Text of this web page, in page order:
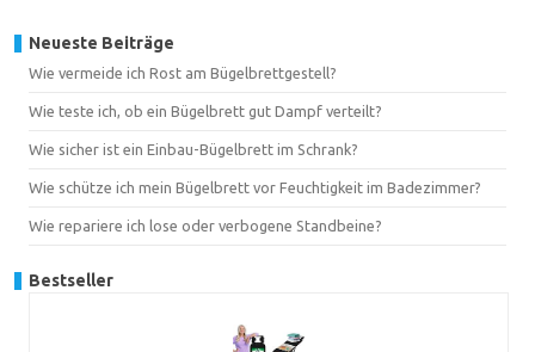
Neueste Beiträge
Wie vermeide ich Rost am Bügelbrettgestell?
Wie teste ich, ob ein Bügelbrett gut Dampf verteilt?
Wie sicher ist ein Einbau-Bügelbrett im Schrank?
Wie schütze ich mein Bügelbrett vor Feuchtigkeit im Badezimmer?
Wie repariere ich lose oder verbogene Standbeine?
Bestseller